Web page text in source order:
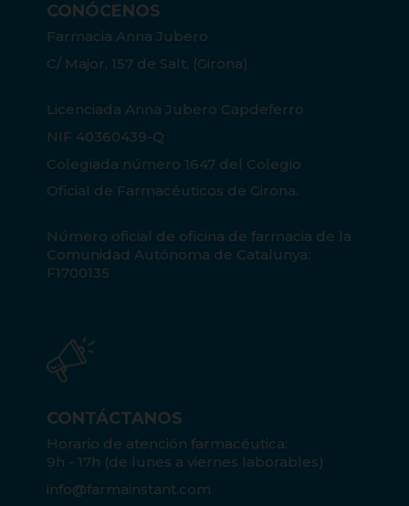
CONÓCENOS
Farmacia Anna Jubero
C/ Major, 157 de Salt, (Girona)
Licenciada Anna Jubero Capdeferro
NIF 40360439-Q
Colegiada número 1647 del Colegio
Oficial de Farmacéuticos de Girona.
Número oficial de oficina de farmacia de la
Comunidad Autónoma de Catalunya:
F1700135
CONTÁCTANOS
Horario de atención farmacéutica:
9h - 17h (de lunes a viernes laborables)
info@farmainstant.com